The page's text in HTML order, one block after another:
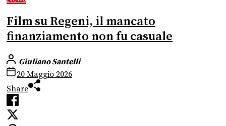
Film su Regeni, il mancato
finanziamento non fu casuale
Giuliano Santelli
20 Maggio 2026
Share